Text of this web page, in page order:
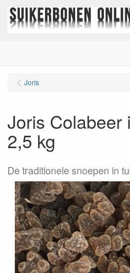
Joris
Joris Colabeer
2,5 kg
De traditionele snoepen in